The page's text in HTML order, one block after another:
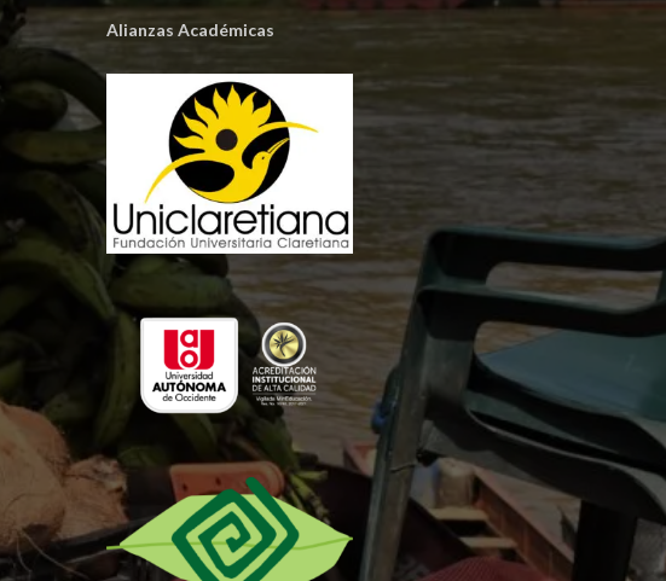
Alianzas Académicas